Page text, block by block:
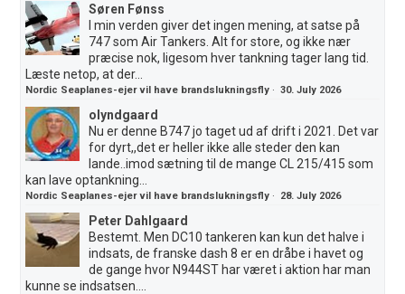
Søren Fønss
I min verden giver det ingen mening, at satse på
747 som Air Tankers. Alt for store, og ikke nær
præcise nok, ligesom hver tankning tager lang tid.
Læste netop, at der...
Nordic Seaplanes-ejer vil have brandslukningsfly ·30. July 2026
olyndgaard
Nu er denne B747 jo taget ud af drift i 2021. Det var
for dyrt,,det er heller ikke alle steder den kan
lande..imod sætning til de mange CL 215/415 som
kan lave optankning...
Nordic Seaplanes-ejer vil have brandslukningsfly · 28. July 2026
Peter Dahlgaard
Bestemt. Men DC10 tankeren kan kun det halve i
indsats, de franske dash 8 er en dråbe i havet og
de gange hvor N944ST har været i aktion har man
kunne se indsatsen....